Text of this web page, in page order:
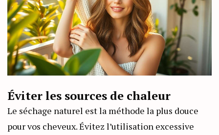
Éviter les sources de chaleur
Le séchage naturel est la méthode la plus douce
pour vos cheveux. Évitez l’utilisation excessive